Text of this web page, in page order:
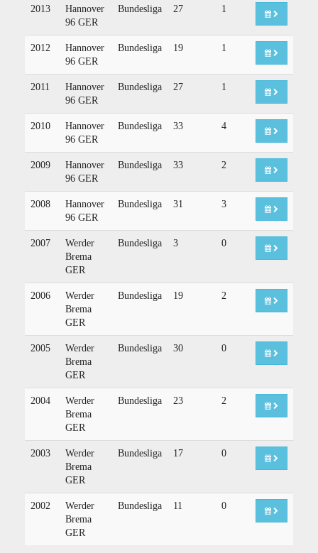
2013
Hannover
96 GER
Bundesliga 27 1
2012
Hannover
96 GER
Bundesliga 19 1
2011
Hannover
96 GER
Bundesliga 27 1
2010
Hannover
96 GER
Bundesliga 33 4
2009
Hannover
96 GER
Bundesliga 33 2
2008
Hannover
96 GER
Bundesliga 31 3
2007
Werder
Brema
GER
Bundesliga 3 0
2006
Werder
Brema
GER
Bundesliga 19 2
2005
Werder
Brema
GER
Bundesliga 30 0
2004
Werder
Brema
GER
Bundesliga 23 2
2003
Werder
Brema
GER
Bundesliga 17 0
2002
Werder
Brema
GER
Bundesliga 11 0